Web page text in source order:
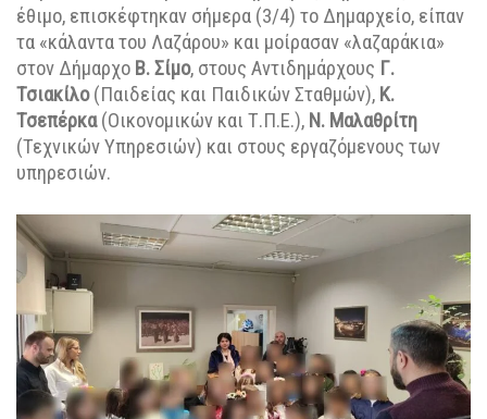
έθιμο, επισκέφτηκαν σήμερα (3/4) το Δημαρχείο, είπαν
τα «κάλαντα του Λαζάρου» και μοίρασαν «λαζαράκια»
στον Δήμαρχο Β. Σίμο, στους Αντιδημάρχους Γ.
Τσιακίλο(Παιδείας και Παιδικών Σταθμών), Κ.
Τσεπέρκα(Οικονομικών και Τ.Π.Ε.), Ν. Μαλαθρίτη
(Τεχνικών Υπηρεσιών) και στους εργαζόμενους των
υπηρεσιών.